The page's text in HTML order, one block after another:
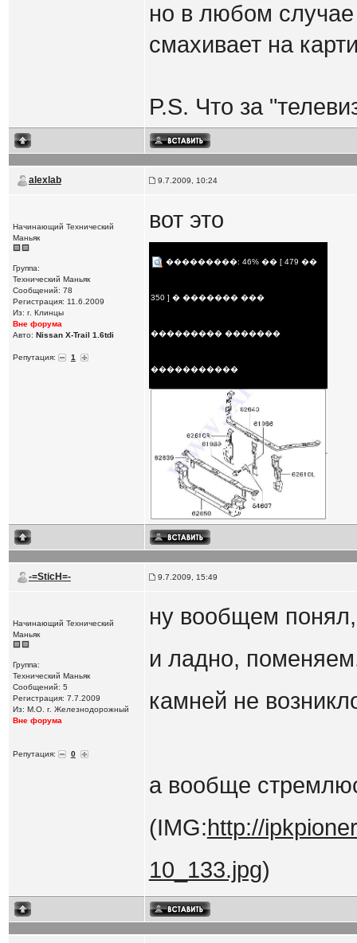
но в любом случае
смахивает на
P.S. Что за
alexlab 9.7.2009, 10:24
Начинающий Технический
Маньяк
Группа:
Технический Маньяк
Сообщений: 78
Регистрация: 11.6.2009
Из: г. Клинцы
Вне форума
Авто: Nissan X-Trail 1.6tdi
Репутация: 1
вот это
���������: 46% �� [ 479 ��
350 ] � ������� ���
��������� �������
�����������
-=SticH=- 9.7.2009, 15:49
Начинающий Технический
Маньяк
Группа:
Технический Маньяк
Сообщений: 5
Регистрация: 7.7.2009
Из: М.О. г. Железнодорожный
Вне форума
Репутация: 0
ну вообщем понял,
и ладно,
камней не
а вообще
(IMG:http://
10_133.jpg)